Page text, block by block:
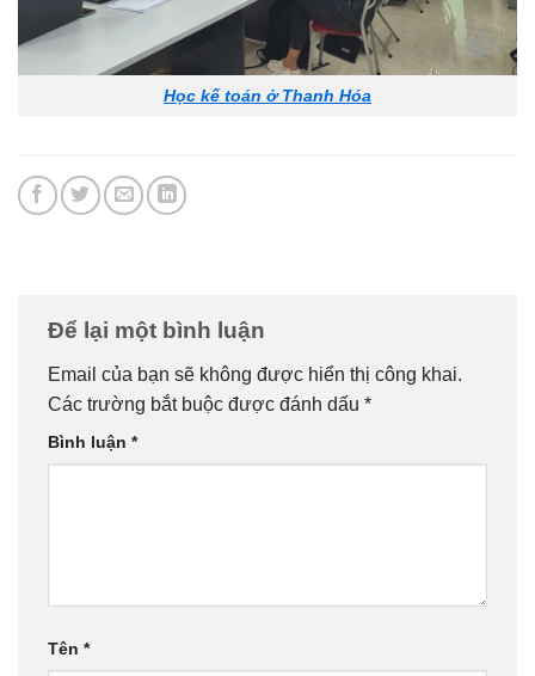
Học kế toán ở Thanh Hóa
Để lại một bình luận
Email của bạn sẽ không được hiển thị công khai.
Các trường bắt buộc được đánh dấu *
Bình luận *
Tên *